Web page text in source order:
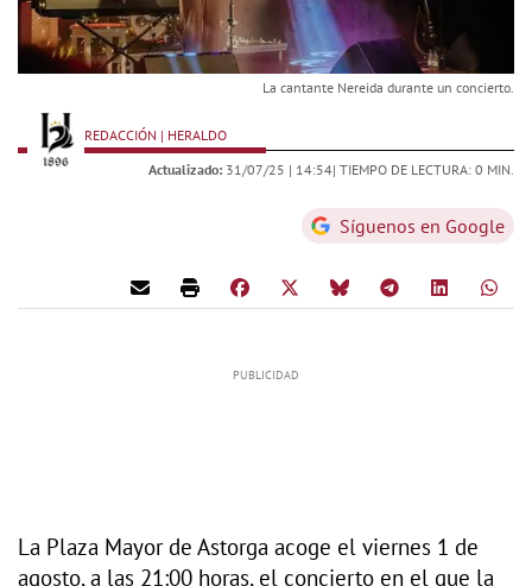
La cantante Nereida durante un concierto.
REDACCIÓN | HERALDO
Actualizado: 31/07/25 | 14:54| TIEMPO DE LECTURA: 0 MIN.
Síguenos en Google
La Plaza Mayor de Astorga acoge el viernes 1 de
agosto, a las 21:00 horas, el concierto en el que la